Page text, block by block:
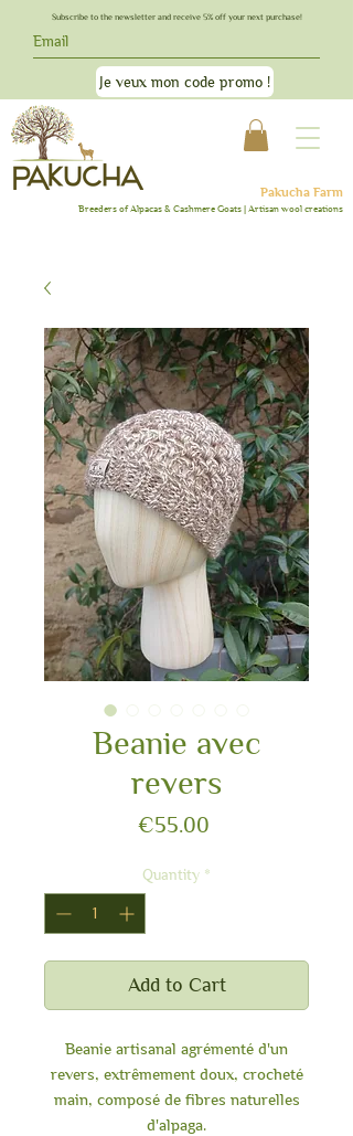
Pakucha Farm
Breedersof Alpacas & Cashmere Goats | Artisan wool creations
Subscribe to the newsletter and receive 5% off your next purchase!
Je veux mon code promo !
Beanie avec
revers
€55.00
Quantity *
Add to Cart
Beanie artisanal agrémenté d'un
revers, extrêmement doux, crocheté
main, composé de fibres naturelles
d'alpaga.